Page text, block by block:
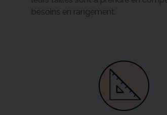
besoins en rangement.